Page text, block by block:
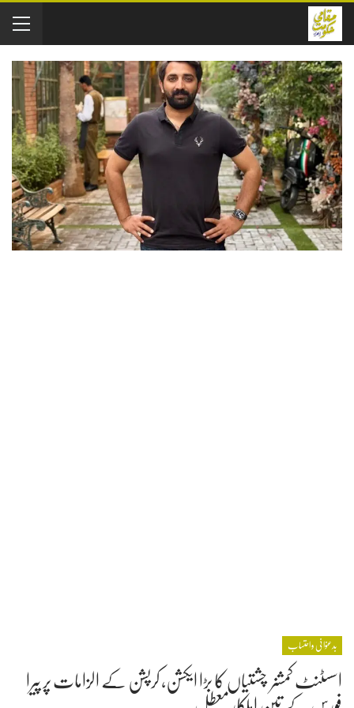
بدعنوانی و احتساب
اسسٹنٹ کمشنر چشتیاں کا بڑا ایکشن، کرپشن کے الزامات پر پیرا